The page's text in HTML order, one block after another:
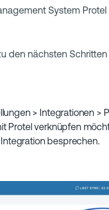
System
den nächsten Schritten
> Integrationen >
Protel verknüpfen
besprechen.